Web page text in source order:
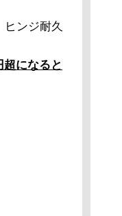
ヒンジ耐久
超になると